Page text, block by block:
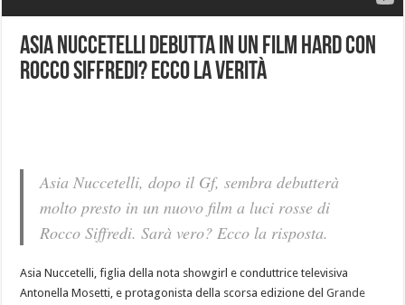
Asia Nuccetelli debutta in un film hard con
Rocco Siffredi? Ecco la verità
Asia Nuccetelli, dopo il Gf, sembra debutterà
molto presto in un nuovo film a luci rosse di
Rocco Siffredi. Sarà vero? Ecco la risposta.
Asia Nuccetelli, figlia della nota showgirl e conduttrice televisiva
Antonella Mosetti, e protagonista della scorsa edizione delGrande